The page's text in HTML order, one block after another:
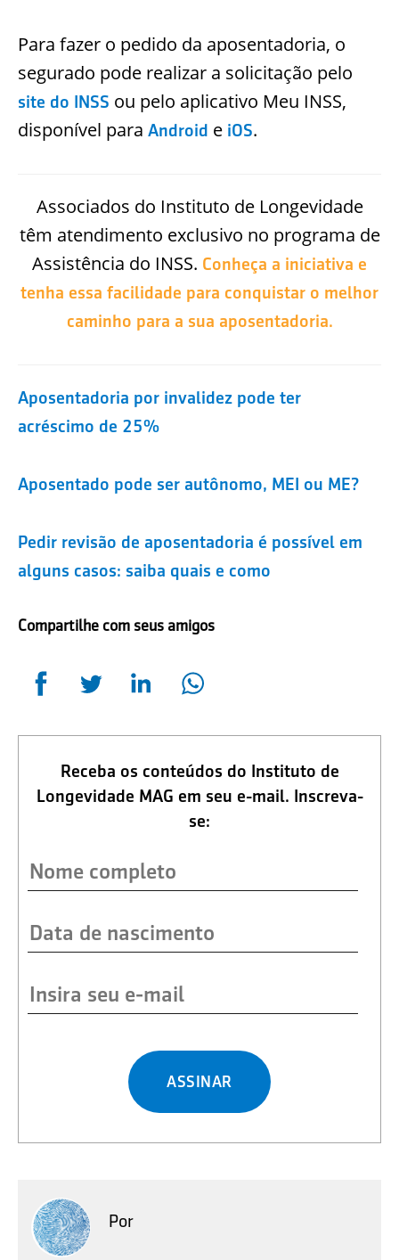
Para fazer o pedido da aposentadoria, o
segurado pode realizar a solicitação pelo
site do INSS ou pelo aplicativo Meu INSS,
disponível para Android e iOS.
Associados do Instituto de Longevidade
têm atendimento exclusivo no programa de
Assistência do INSS. Conheça a iniciativa e
tenha essa facilidade para conquistar o melhor
caminho para a sua aposentadoria.
Aposentadoria por invalidez pode ter
acréscimo de 25%
Aposentado pode ser autônomo, MEI ou ME?
Pedir revisão de aposentadoria é possível em
alguns casos: saiba quais e como
Compartilhe com seus amigos
Receba os conteúdos do Instituto de
Longevidade MAG em seu e-mail. Inscreva-
se:
ASSINAR
Por